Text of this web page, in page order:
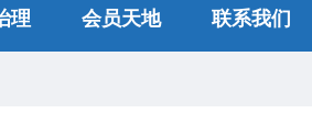
理 会员天地 联系我们